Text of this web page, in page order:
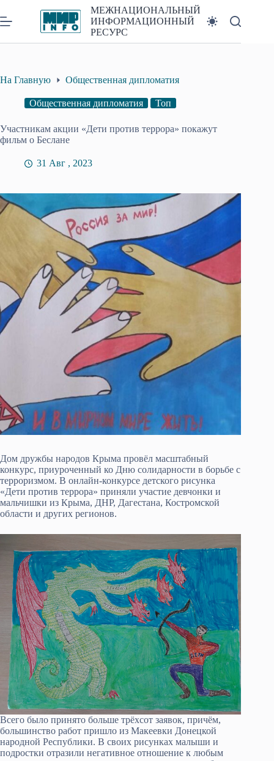
к
сути
МЕЖНАЦИОНАЛЬНЫЙ
ИНФОРМАЦИОННЫЙ
РЕСУРС
На Главную Общественная дипломатия
Общественная дипломатия Топ
Участникам акции «Дети против террора» покажут
фильм о Беслане
31 Авг , 2023
Дом дружбы народов Крыма провёл масштабный
конкурс, приуроченный ко Дню солидарности в борьбе с
терроризмом. В онлайн-конкурсе детского рисунка
«Дети против террора» приняли участие девчонки и
мальчишки из Крыма, ДНР, Дагестана, Костромской
области и других регионов.
Всего было принято больше трёхсот заявок, причём,
большинство работ пришло из Макеевки Донецкой
народной Республики. В своих рисунках малыши и
подростки отразили негативное отношение к любым